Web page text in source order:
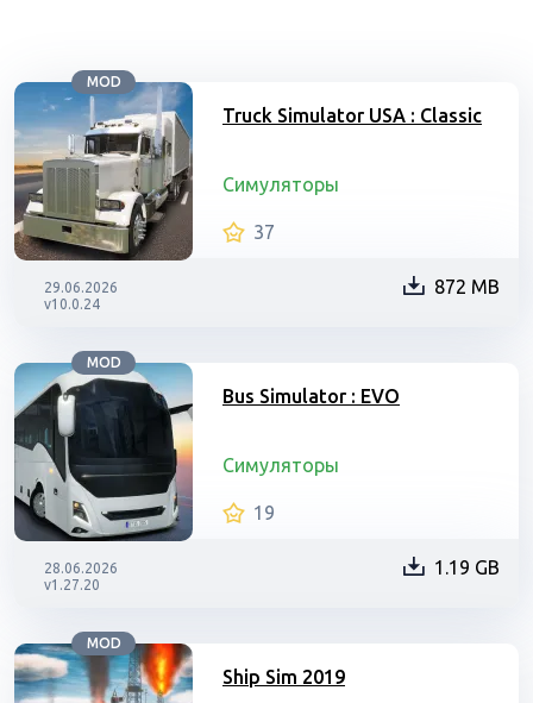
MOD
Truck Simulator USA : Classic
Симуляторы
37
29.06.2026
v10.0.24
872 MB
MOD
Bus Simulator : EVO
Симуляторы
19
28.06.2026
v1.27.20
1.19 GB
MOD
Ship Sim 2019